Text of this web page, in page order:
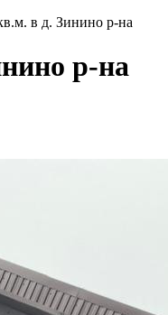
в д. Зинино р-на
р-на